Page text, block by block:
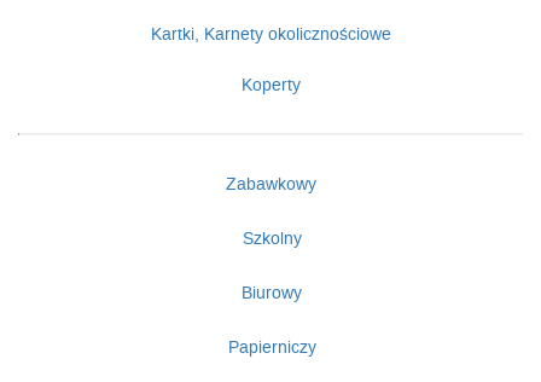
Kartki, Karnety okolicznościowe
Koperty
Zabawkowy
Szkolny
Biurowy
Papierniczy